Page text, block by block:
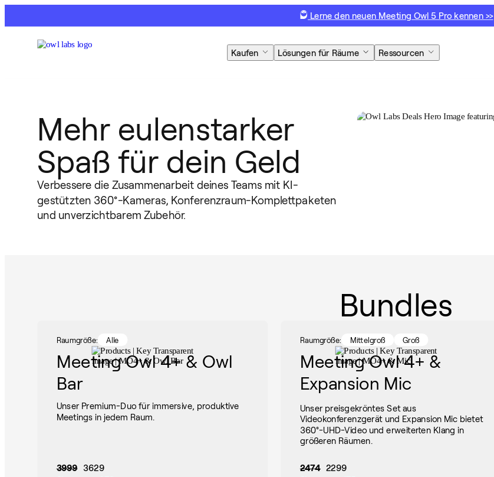
Lerne den neuen Meeting Owl 5 Pro kennen >>
Kaufen Lösungen für Räume Ressourcen
Mehr eulenstarker
Spaß für dein Geld
Verbessere die Zusammenarbeit deines Teams mit KI-
gestützten 360°-Kameras, Konferenzraum-Komplettpaketen
und unverzichtbarem Zubehör.
Bundles
Raumgröße: Alle
Meeting Owl 4+ & Owl
Bar
Unser Premium-Duo für immersive, produktive
Meetings in jedem Raum.
3999 3629
Raumgröße: Mittelgroß Groß
Meeting Owl 4+ &
Expansion Mic
Unser preisgekröntes Set aus
Videokonferenzgerät und Expansion Mic bietet
360°-UHD-Video und erweiterten Klang in
größeren Räumen.
2474 2299